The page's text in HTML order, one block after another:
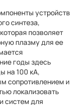
устройств
синтеза,
позволяет
плазму для ее
годы здесь
на 100 кА,
сопротивлением и
локализовать
систем для